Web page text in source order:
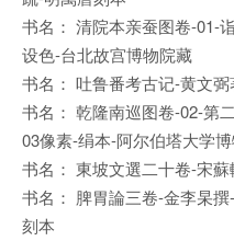
书名： 清院本亲蚕图卷-01-
设色-台北故宫博物院藏
书名： 吐鲁番考古记-黄文
书名： 乾隆南巡图卷-02-第
03像素-绢本-阿尔伯塔大学
书名： 東坡文選二十卷-宋
书名： 脾胃論三卷-金李杲
刻本